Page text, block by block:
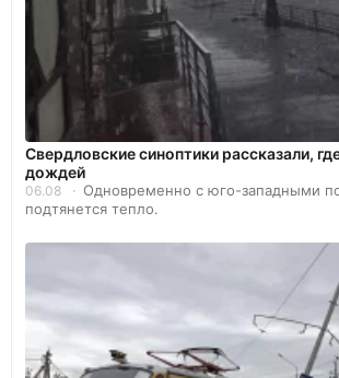
Свердловские синоптики рассказали,
дождей
06.08
Одновременно с юго-западными
подтянется тепло.